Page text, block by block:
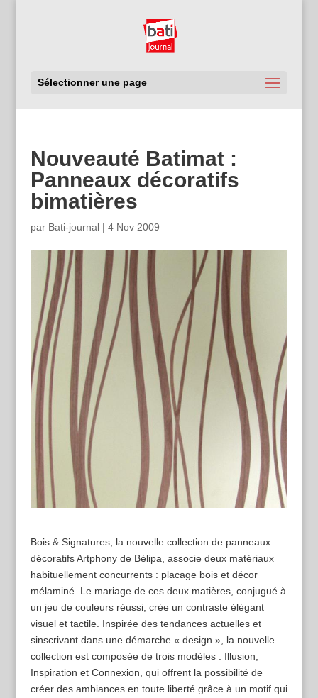
Sélectionner une page
Nouveauté Batimat :
Panneaux décoratifs
bimatières
par Bati-journal| 4 Nov 2009
Bois & Signatures, la nouvelle collection de panneaux
décoratifs Artphony de Bélipa, associe deux matériaux
habituellement concurrents : placage bois et décor
mélaminé. Le mariage de ces deux matières, conjugué à
un jeu de couleurs réussi, crée un contraste élégant
visuel et tactile. Inspirée des tendances actuelles et
sinscrivant dans une démarche « design », la nouvelle
collection est composée de trois modèles : Illusion,
Inspiration et Connexion, qui offrent la possibilité de
créer des ambiances en toute liberté grâce à un motif qui